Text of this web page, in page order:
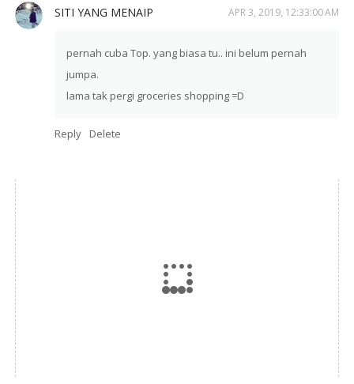
SITI YANG MENAIP APR 3, 2019, 12:33:00 AM
pernah cuba Top. yang biasa tu.. ini belum pernah
jumpa.
lama tak pergi groceries shopping =D
Reply Delete